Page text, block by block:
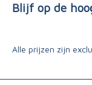
Blijf op de
Alle prijzen zijn